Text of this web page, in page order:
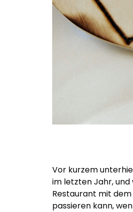
Vor kurzem
im letzten Jahr, und
Restaurant mit
passieren kann,